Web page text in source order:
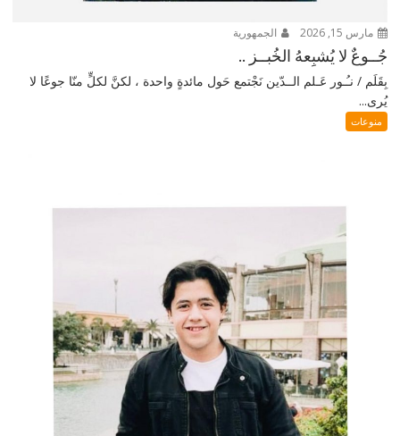
مارس 15, 2026 الجمهورية
جُــوعٌ لا يُشبِعهُ الخُبــز ..
بِقَلَم / نـُـور عَـلم الــدّين نَجْتمع حَول مائدةٍ واحدة ، لكنَّ لكلٍّ منّا جوعًا لا
يُرى...
منوعات